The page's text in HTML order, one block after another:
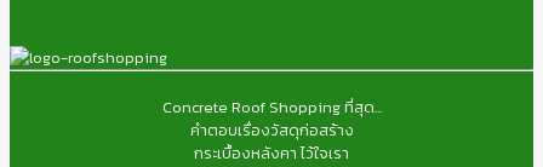
Concrete Roof Shopping ที่สุด...
คำตอบเรื่องวัสดุก่อสร้าง
กระเบื้องหลังคา ไว้ใจเรา